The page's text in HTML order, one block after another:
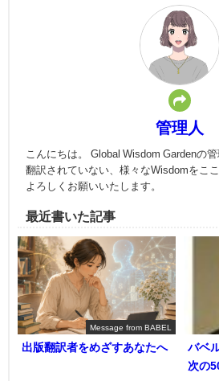
管理人
こんにちは。 Global Wisdom Gardenの
翻訳されていない、様々なWisdomをこ
よろしくお願いいたします。
最近書いた記事
Message from BABEL
出版翻訳者をめざすあなたへ
バベ
次の